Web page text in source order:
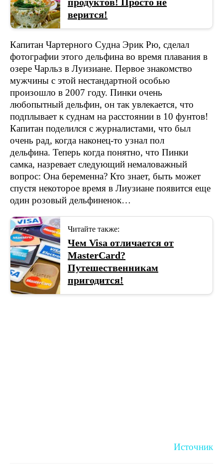
верится!
Капитан Чартерного Судна Эрик Рю, сделал
фотографии этого дельфина во время плавания в
озере Чарльз в Луизиане. Первое знакомство
мужчины с этой нестандартной особью
произошло в 2007 году. Пинки очень
любопытный дельфин, он так увлекается, что
подплывает к суднам на расстоянии в 10 фунтов!
Капитан поделился с журналистами, что был
очень рад, когда наконец-то узнал пол
дельфина. Теперь когда понятно, что Пинки
самка, назревает следующий немаловажный
вопрос: Она беременна? Кто знает, быть может
спустя некоторое время в Лиузиане появится еще
один розовый дельфиненок…
Читайте также:
Чем Visa отличается от
MasterCard?
Путешественникам
пригодится!
Источник